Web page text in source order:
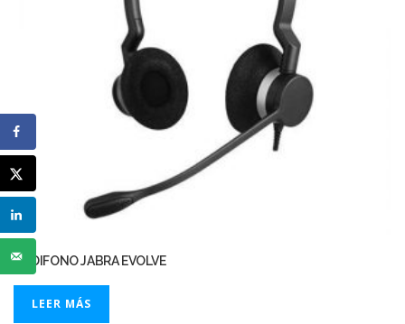
AUDIFONO JABRA EVOLVE
LEER MÁS